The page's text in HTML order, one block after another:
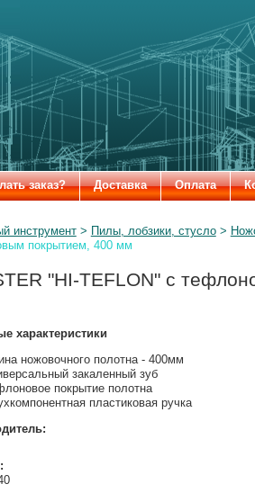
заказ? Доставка Оплата
инструмент Пилы, лобзики, стусло
покрытием, 400 мм
"HI-TEFLON" с
характеристики
ножовочного полотна - 400мм
закаленный зуб
покрытие полотна
пластиковая ручка